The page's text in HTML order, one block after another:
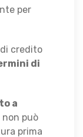
per
credito
di
a
non può
prima